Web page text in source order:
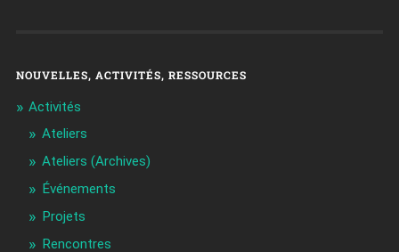
NOUVELLES, ACTIVITÉS, RESSOURCES
Activités
Ateliers
Ateliers (Archives)
Événements
Projets
Rencontres